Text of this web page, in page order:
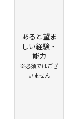
あると望ま
しい経験・
能力
※必須ではござ
いません